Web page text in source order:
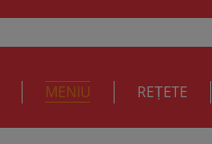
MENIU REȚETE